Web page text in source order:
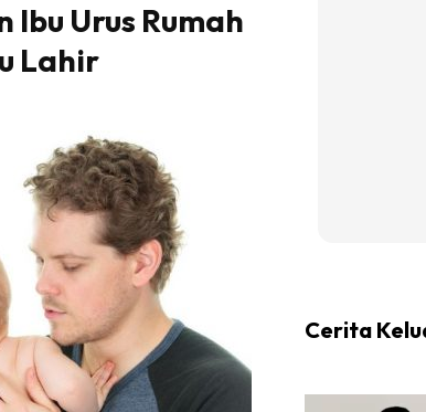
Ibu Urus Rumah
Lahir
Cerita